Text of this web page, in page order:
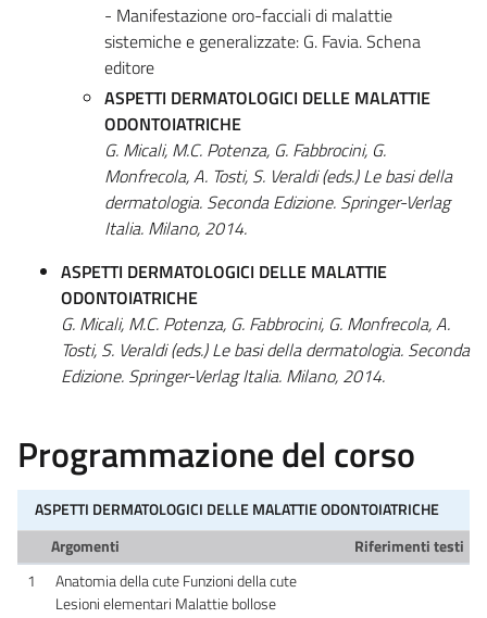
- Manifestazione oro-facciali di malattie
sistemiche e generalizzate: G. Favia. Schena
editore
ASPETTI DERMATOLOGICI DELLE MALATTIE
ODONTOIATRICHE
G. Micali, M.C. Potenza, G. Fabbrocini, G.
Monfrecola, A. Tosti, S. Veraldi (eds.) Le basi della
dermatologia. Seconda Edizione. Springer-Verlag
Italia. Milano, 2014.
ASPETTI DERMATOLOGICI DELLE MALATTIE
ODONTOIATRICHE
G. Micali, M.C. Potenza, G. Fabbrocini, G. Monfrecola, A.
Tosti, S. Veraldi (eds.) Le basi della dermatologia. Seconda
Edizione. Springer-Verlag Italia. Milano, 2014.
Programmazione del corso
ASPETTI DERMATOLOGICI DELLE MALATTIE ODONTOIATRICHE
Argomenti
Riferimenti testi
1
Anatomia della cute Funzioni della cute
Lesioni elementari Malattie bollose